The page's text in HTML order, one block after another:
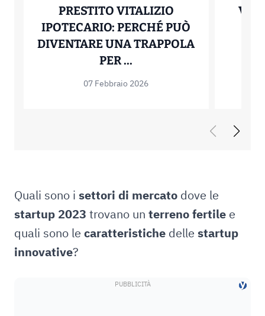
PRESTITO VITALIZIO
IPOTECARIO: PERCHÉ PUÒ
DIVENTARE UNA TRAPPOLA
PER ...
07 Febbraio 2026
Quali sono i settori di mercato dove le
startup 2023 trovano un terreno fertile e
quali sono le caratteristiche delle startup
innovative?